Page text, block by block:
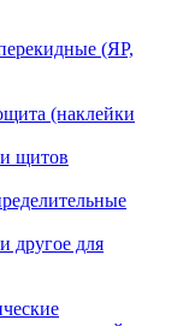
(ЯР,
(наклейки
щитов
другое для